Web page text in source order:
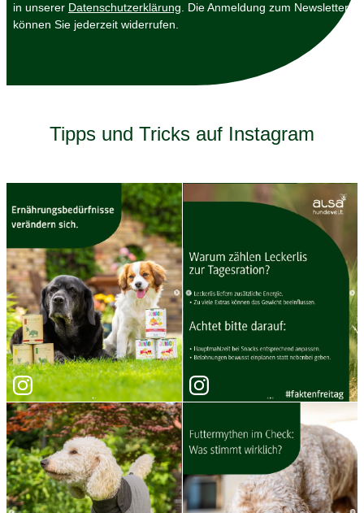
in unserer Datenschutzerklärung . Die Anmeldung zum Newsletter
können Sie jederzeit widerrufen.
Tipps und Tricks auf Instagram